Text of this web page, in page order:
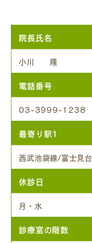
院長氏名
小川 隆
電話番号
03-3999-1238
最寄り駅1
西武池袋線/富士見台
休診日
月・水
診療室の階数